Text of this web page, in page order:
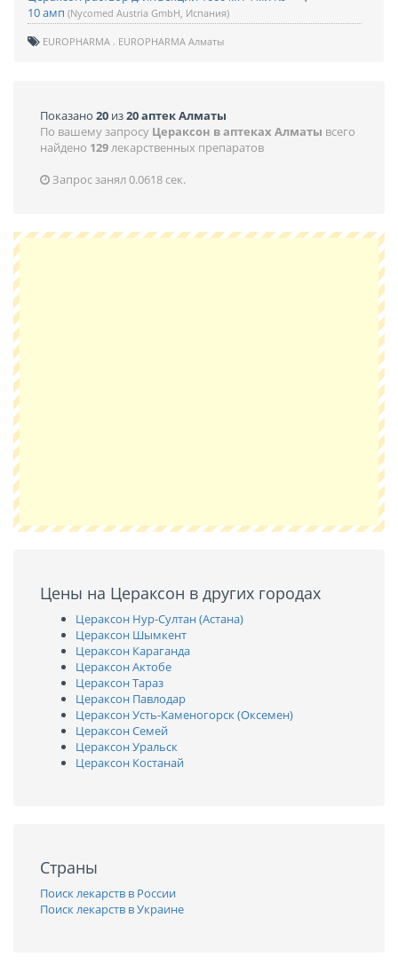
10 амп (Nycomed Austria GmbH, Испания)
EUROPHARMA EUROPHARMA Алматы
Показано 20 из20 аптек Алматы
По вашему запросу Цераксон в аптеках Алматы всего
найдено 129лекарственных препаратов
Запрос занял 0.0618 сек.
Цены на Цераксон в других городах
Цераксон Нур-Султан (Астана)
Цераксон Шымкент
Цераксон Караганда
Цераксон Актобе
Цераксон Тараз
Цераксон Павлодар
Цераксон Усть-Каменогорск (Оксемен)
Цераксон Семей
Цераксон Уральск
Цераксон Костанай
Страны
Поиск лекарств в России
Поиск лекарств в Украине